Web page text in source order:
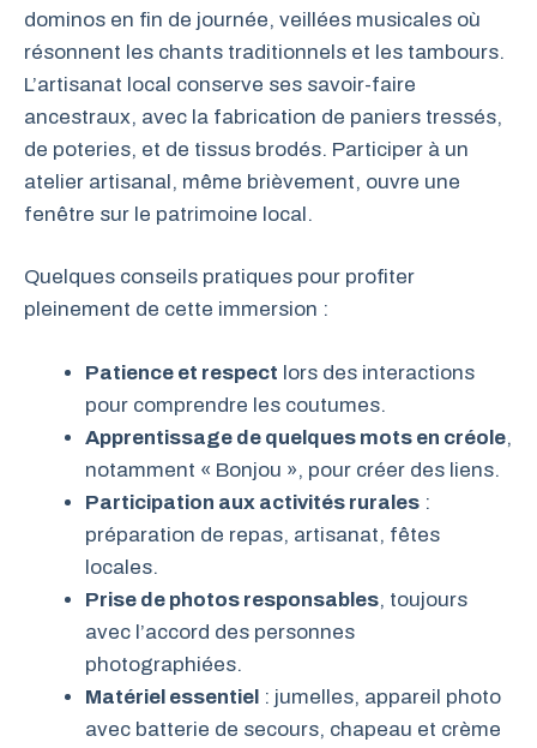
dominos en fin de journée, veillées musicales où
résonnent les chants traditionnels et les tambours.
L’artisanat local conserve ses savoir-faire
ancestraux, avec la fabrication de paniers tressés,
de poteries, et de tissus brodés. Participer à un
atelier artisanal, même brièvement, ouvre une
fenêtre sur le patrimoine local.
Quelques conseils pratiques pour profiter
pleinement de cette immersion :
Patience et respect lors des interactions
pour comprendre les coutumes.
Apprentissage de quelques mots en créole,
notamment « Bonjou », pour créer des liens.
Participation aux activités rurales :
préparation de repas, artisanat, fêtes
locales.
Prise de photos responsables, toujours
avec l’accord des personnes
photographiées.
Matériel essentiel : jumelles, appareil photo
avec batterie de secours, chapeau et crème